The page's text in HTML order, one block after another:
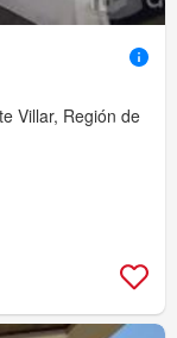
Villar, Región de